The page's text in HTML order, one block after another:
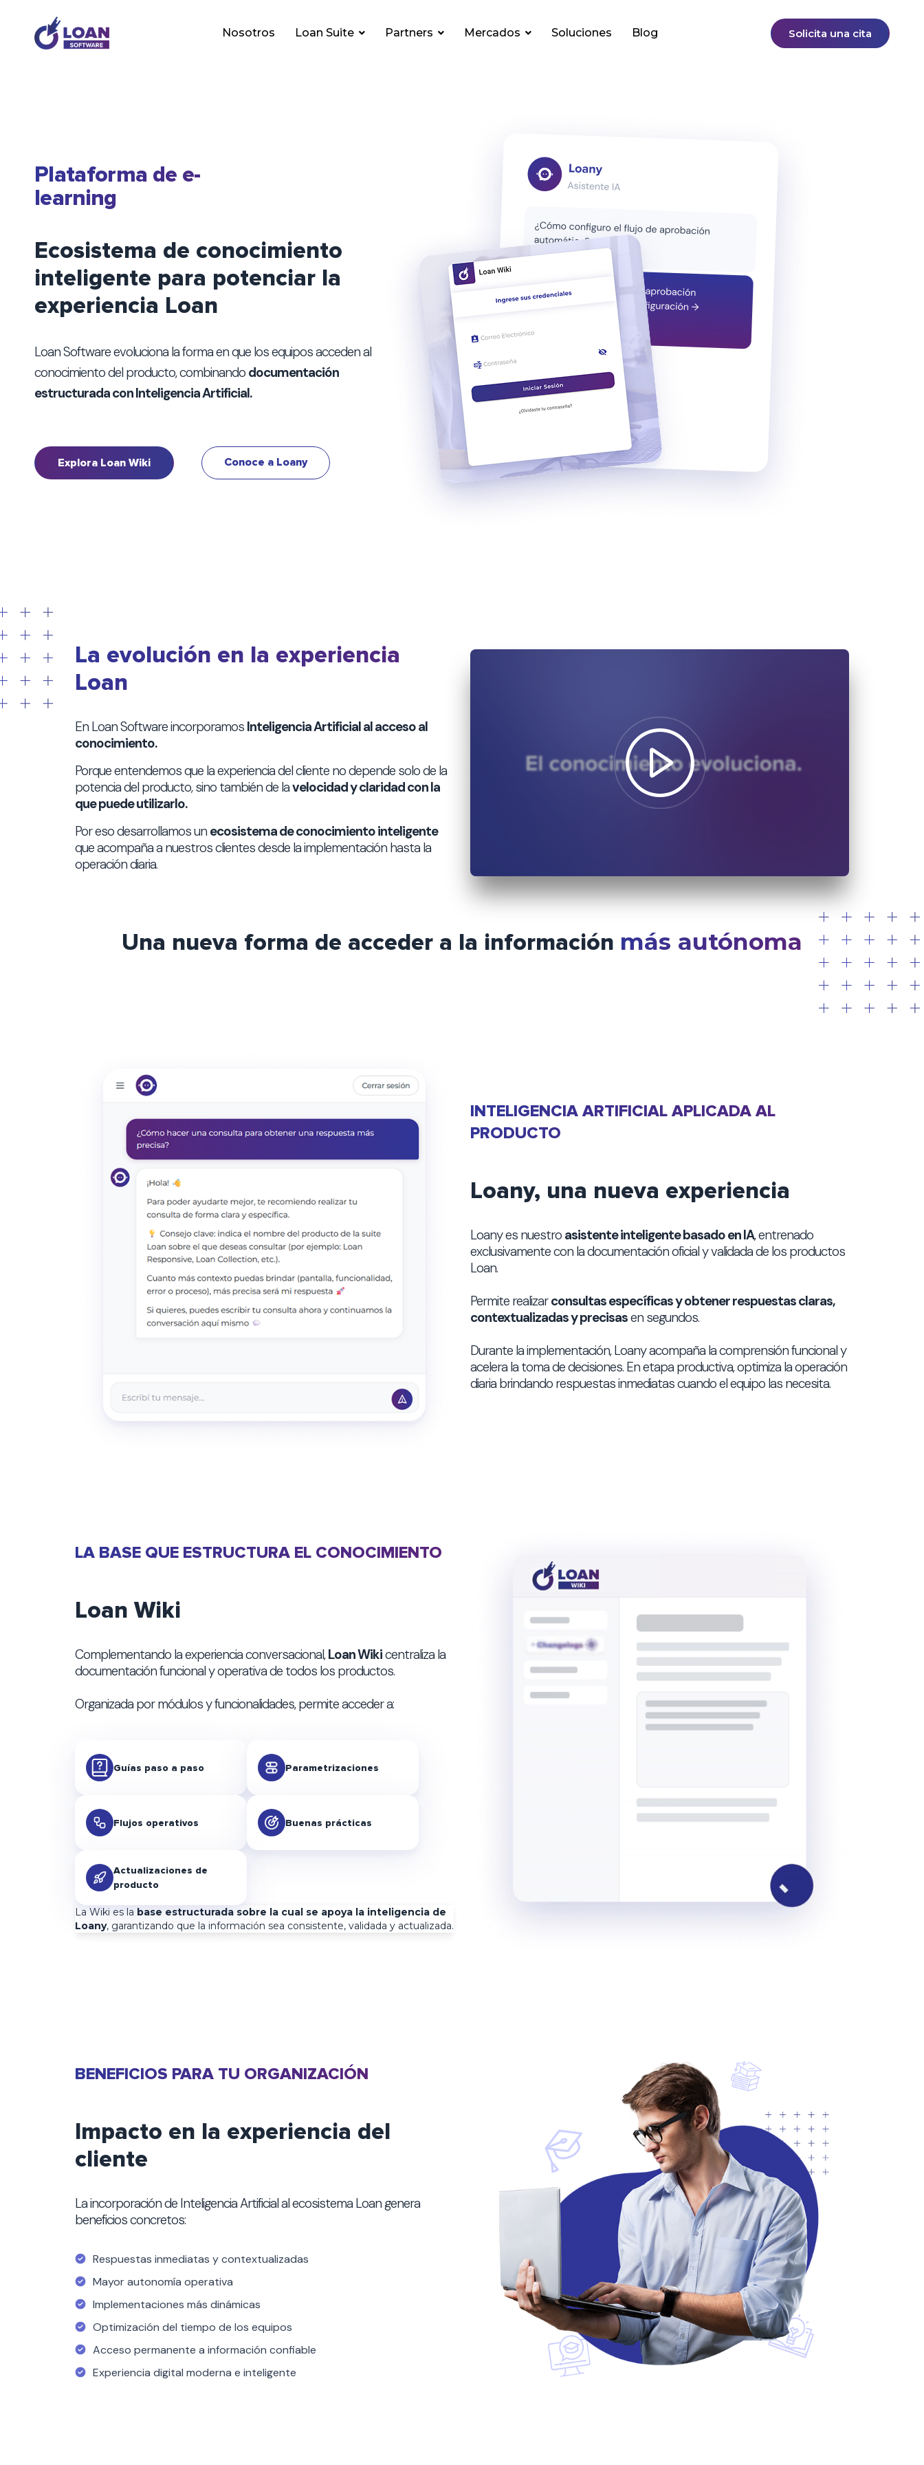
Nosotros Loan Suite Partners Mercados Soluciones Blog Solicita una cita
Plataforma de e-
learning
Ecosistema de conocimiento
inteligente para potenciar la
experiencia Loan
Loan Software evoluciona la forma en que los equipos acceden al
conocimiento del producto, combinando documentación
estructurada con Inteligencia Artificial.
Explora Loan Wiki Conoce a Loany
La evolución en la experiencia
Loan
En Loan Software incorporamos Inteligencia Artificial al acceso al
conocimiento.
Porque entendemos que la experiencia del cliente no depende solo de la
potencia del producto, sino también de lavelocidad y claridad con la
que puede utilizarlo.
Por eso desarrollamos un ecosistema de conocimiento inteligente
que acompaña a nuestros clientes desde la implementación hasta la
operación diaria.
Una nueva forma de acceder a la información más estratégica
INTELIGENCIA ARTIFICIAL APLICADA AL
PRODUCTO
Loany, una nueva experiencia
Loany es nuestro asistente inteligente basado en IA, entrenado
exclusivamente con la documentación oficial y validada de los productos
Loan.
Permite realizarconsultas específicas y obtener respuestas claras,
contextualizadas y precisasen segundos.
Durante la implementación, Loany acompaña la comprensión funcional y
acelera la toma de decisiones. En etapa productiva, optimiza la operación
diaria brindando respuestas inmediatas cuando el equipo las necesita.
LA BASE QUE ESTRUCTURA EL CONOCIMIENTO
Loan Wiki
Complementando la experiencia conversacional,Loan Wikicentraliza la
documentación funcional y operativa de todos los productos.
Organizada por módulos y funcionalidades, permite acceder a:
Guías paso a paso Parametrizaciones
Flujos operativos Buenas prácticas
Actualizaciones de
producto
La Wiki es la base estructurada sobre la cual se apoya la inteligencia de
Loany, garantizando que la información sea consistente, validada y actualizada.
BENEFICIOS PARA TU ORGANIZACIÓN
Impacto en la experiencia del
cliente
La incorporación de Inteligencia Artificial al ecosistema Loan genera
beneficios concretos:
Respuestas inmediatas y contextualizadas
Mayor autonomía operativa
Implementaciones más dinámicas
Optimización del tiempo de los equipos
Acceso permanente a información confiable
Experiencia digital moderna e inteligente